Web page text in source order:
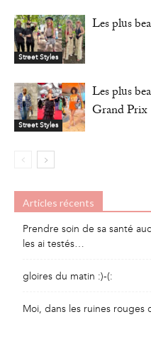
Street Styles
Les plus
Street Styles
Les plus
Grand Prix
Articles récents
Prendre soin de sa santé
les ai testés…
gloires du matin :)-(:
Moi, dans les ruines rouges